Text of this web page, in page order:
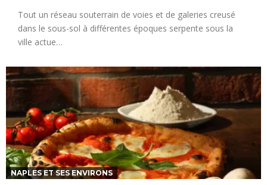
Tout un réseau souterrain de voies et de galeries creusé
dans le sous-sol à différentes époques serpente sous la
ville actue…
NAPLES ET SES ENVIRONS